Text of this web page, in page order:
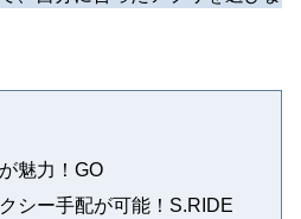
魅力！GO
シー手配が可能！S.RIDE